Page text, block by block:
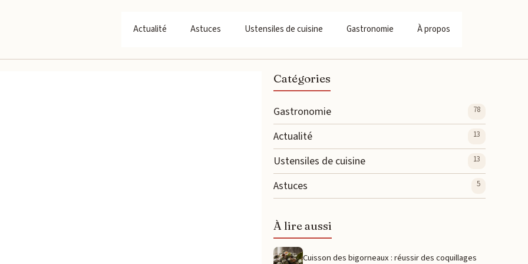
Actualité Astuces Ustensiles de cuisine Gastronomie À propos
Catégories
Gastronomie 78
Actualité 13
Ustensiles de cuisine 13
Astuces 5
À lire aussi
Cuisson des bigorneaux : réussir des coquillages